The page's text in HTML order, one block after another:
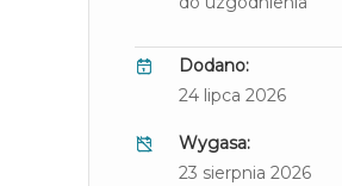
Dodano:
24 lipca 2026
Wygasa:
23 sierpnia 2026